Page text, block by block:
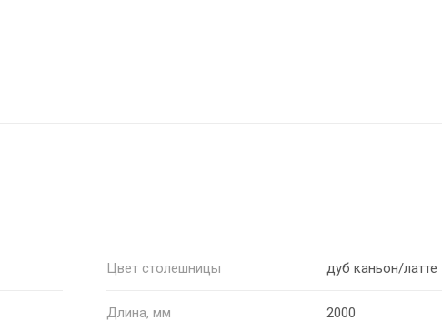
Цвет столешницы дуб каньон/латте
Длина, мм 2000